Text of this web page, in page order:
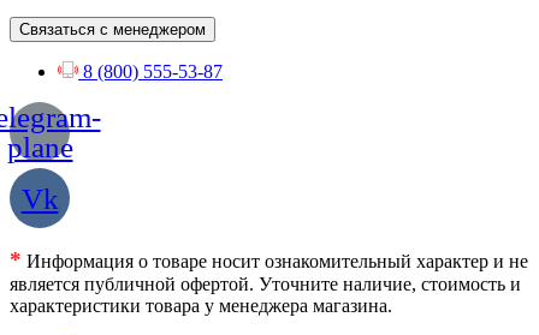
Связаться с менеджером
8 (800) 555-53-87
plane
Vk
* Информация о товаре носит ознакомительный характер и не
является публичной офертой. Уточните наличие, стоимость и
характеристики товара у менеджера магазина.